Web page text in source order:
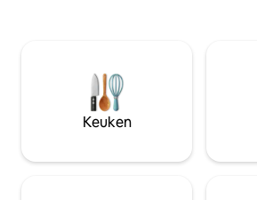
de grootste golven ter wereld, de
pittoreske havenstad Sao Martinho en
het middeleeuwse dorp Óbidos,
op slechts een paar minuten afstand.
Keuken